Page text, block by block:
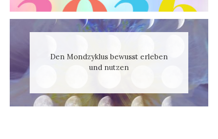
Den Mondzyklus bewusst erleben
und nutzen